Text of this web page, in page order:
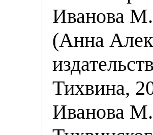
Иванова М.
(Анна
Тихвина,
Иванова